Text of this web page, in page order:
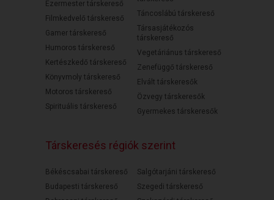
Ezermester társkereső
Filmkedvelő társkereső
Gamer társkereső
Humoros társkereső
Kertészkedő társkereső
Könyvmoly társkereső
Motoros társkereső
Spirituális társkereső
Táncoslábú társkereső
Társasjátékozós
társkereső
Vegetáriánus társkereső
Zenefüggő társkereső
Elvált társkeresők
Özvegy társkeresők
Gyermekes társkeresők
Társkeresés régiók szerint
Békéscsabai társkereső
Budapesti társkereső
Salgótarjáni társkereső
Szegedi társkereső